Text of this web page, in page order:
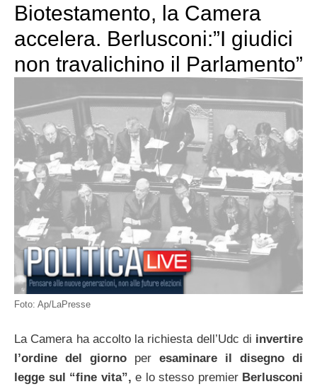
Biotestamento, la Camera
accelera. Berlusconi:”I giudici
non travalichino il Parlamento”
Foto: Ap/LaPresse
La Camera ha accolto la richiesta dell’Udc di invertire
l’ordine del giorno per esaminare il
disegno di
legge sul “fine vita”, e lo stesso premier Berlusconi